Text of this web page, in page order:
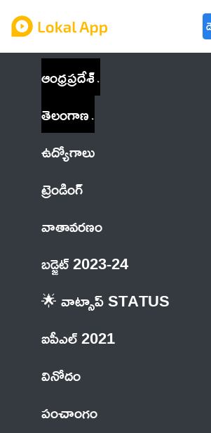
ఆంధ్రప్రదేశ్
తెలంగాణ
ఉద్యోగాలు
ట్రెండింగ్
వాతావరణం
బడ్జెట్ 2023-24
🌟 వాట్సాప్ STATUS
ఐపీఎల్ 2021
వినోదం
పంచాంగం